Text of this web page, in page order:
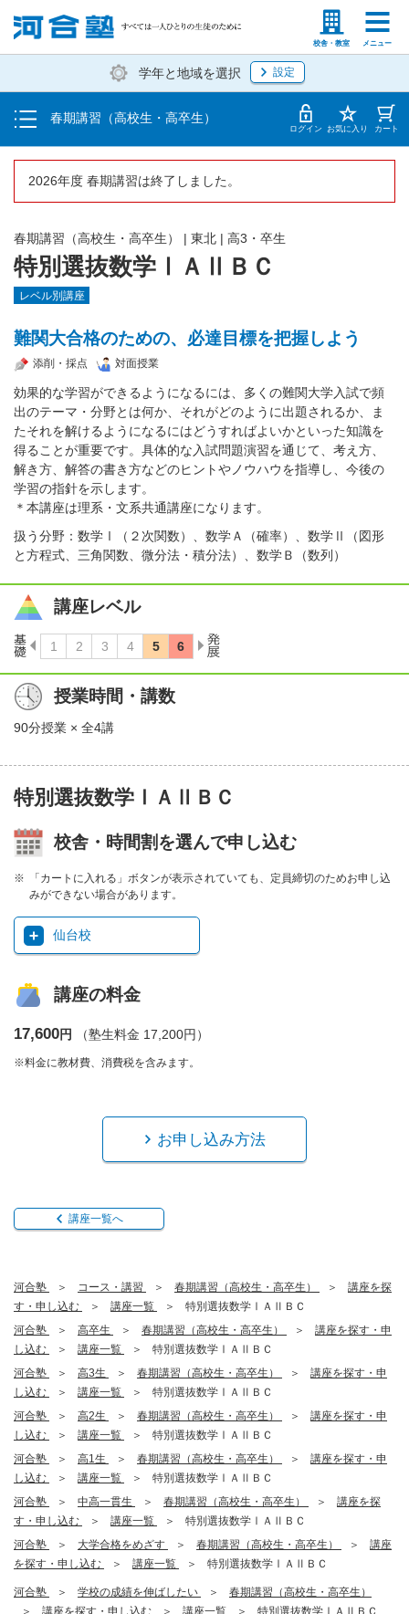
校舎・教室 メニュー
塾生の方 高等学校の先生
学年と地域を選択 設定
春期講習（高校生・高卒生）
受講料・お申し込み方法
受講開始までの流れ
校舎・教室一覧 ログイン お気に入り カート
2026年度 春期講習は終了しました。
特別選抜数学ⅠＡⅡＢＣ
春期講習（高校生・高卒生） | 東北 | 高3・卒生
レベル別講座
難関大合格のための、必達目標を把握しよう
添削・採点 対面授業
効果的な学習ができるようになるには、多くの難関大学入試で頻
出のテーマ・分野とは何か、それがどのように出題されるか、ま
たそれを解けるようになるにはどうすればよいかといった知識を
得ることが重要です。具体的な入試問題演習を通じて、考え方、
解き方、解答の書き方などのヒントやノウハウを指導し、今後の
学習の指針を示します。
＊本講座は理系・文系共通講座になります。
扱う分野：数学Ⅰ（２次関数）、数学Ａ（確率）、数学Ⅱ（図形
と方程式、三角関数、微分法・積分法）、数学Ｂ（数列）
講座レベル
授業時間・講数
90分授業 × 全4講
特別選抜数学ⅠＡⅡＢＣ
校舎・時間割を選んで申し込む
「カートに入れる」ボタンが表示されていても、定員締切のためお申し込
みができない場合があります。
仙台校
講座の料金
17,600円 （塾生料金 17,200円）
※料金に教材費、消費税を含みます。
お申し込み方法
講座一覧へ
河合塾 コース・講習 春期講習（高校生・高卒生）
講座を探
す・申し込む
講座一覧
特別選抜数学ⅠＡⅡＢＣ
河合塾
高卒生 春期講習（高校生・高卒生）
講座を探す・申
し込む
講座一覧
特別選抜数学ⅠＡⅡＢＣ
河合塾
高3生 春期講習（高校生・高卒生）
講座を探す・申
し込む
講座一覧
特別選抜数学ⅠＡⅡＢＣ
河合塾
高2生 春期講習（高校生・高卒生）
講座を探す・申
し込む
講座一覧
特別選抜数学ⅠＡⅡＢＣ
河合塾
高1生 春期講習（高校生・高卒生）
講座を探す・申
し込む
講座一覧
特別選抜数学ⅠＡⅡＢＣ
河合塾
中高一貫生 春期講習（高校生・高卒生）
講座を探
す・申し込む
講座一覧
特別選抜数学ⅠＡⅡＢＣ
河合塾
大学合格をめざす 春期講習（高校生・高卒生）
講座
を探す・申し込む
講座一覧 特別選抜数学ⅠＡⅡＢＣ
河合塾 学校の成績を伸ばしたい
春期講習（高校生・高卒生）